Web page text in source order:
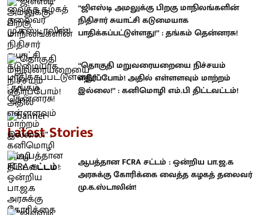
“ஜிஎஸ்டி அமலுக்கு பிறகு மாநிலங்களின்
நிதிசார் சுயாட்சி கடுமையாக
பாதிக்கப்பட்டுள்ளது!” : தங்கம் தென்னரசு!
“தொகுதி மறுவரையறையை நிச்சயம்
எதிர்ப்போம்! அதில் எள்ளளவும் மாற்றம்
இல்லை!” : கனிமொழி எம்.பி திட்டவட்டம்!
Latest Stories
ஆபத்தான FCRA சட்டம் : ஒன்றிய பா.ஜ.க
அரசுக்கு கோரிக்கை வைத்த கழகத் தலைவர்
மு.க.ஸ்டாலின்!